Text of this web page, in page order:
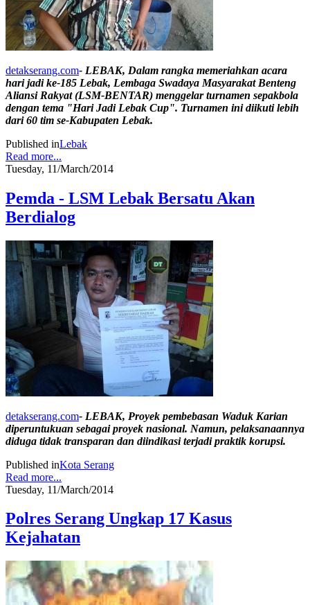
detakserang.com- LEBAK, Dalam rangka memeriahkan acara
hari jadi ke-185 Lebak, Lembaga Swadaya Masyarakat Benteng
Aliansi Rakyat (LSM-BENTAR) menggelar turnamen sepakbola
dengan tema "Hari Jadi Lebak Cup". Turnamen ini diikuti lebih
dari 60 tim se-Kabupaten Lebak.
Published inLebak
Read more...
Tuesday, 11/March/2014
Pemda - LSM Lebak Bersatu Akan
Berdialog
detakserang.com- LEBAK, Proyek pembebasan Waduk Karian
diperuntukuan sebagai proyek nasional. Namun, pelaksanaannya
diduga tidak transparan dan diindikasi terjadi praktik korupsi.
Published inKota Serang
Read more...
Tuesday, 11/March/2014
Polres Serang Ungkap 17 Kasus
Kejahatan